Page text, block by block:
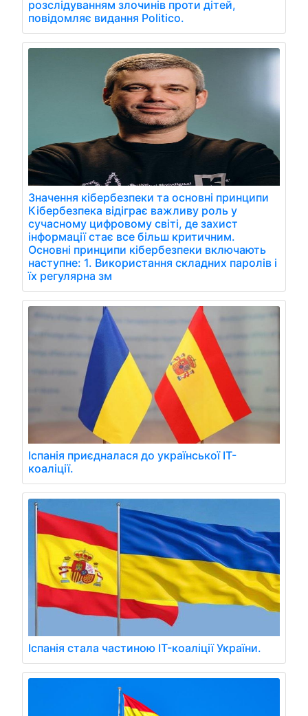
розслідуванням злочинів проти дітей,
повідомляє видання Politico.
Значення кібербезпеки та основні принципи
Кібербезпека відіграє важливу роль у
сучасному цифровому світі, де захист
інформації стає все більш критичним.
Основні принципи кібербезпеки включають
наступне: 1. Використання складних паролів і
їх регулярна зм
Іспанія приєдналася до української IT-
коаліції.
Іспанія стала частиною IT-коаліції України.